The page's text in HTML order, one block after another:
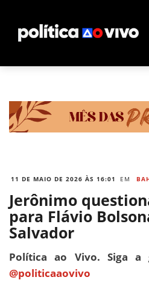
11 DE MAIO DE 2026 ÀS 16:01 EM
Jerônimo
para Flávio
Salvador
Política ao Vivo. Siga a
@politicaaovivo